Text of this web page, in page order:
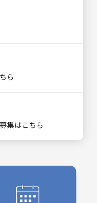
ら
募集はこちら